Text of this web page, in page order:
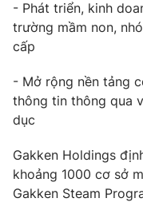
® Cấm sao chép dưới
thuận bằng văn bản.
thông tin từ website này.
- Phát triển, kinh
trường mầm non,
cấp
- Mở rộng nền tảng
thông tin thông qua
dục
Gakken Holdings
khoảng 1000 cơ sở
Gakken Steam